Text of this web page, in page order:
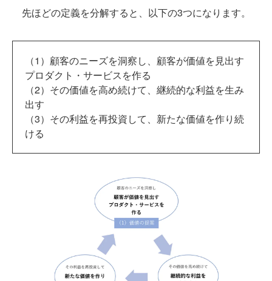
先ほどの定義を分解すると、以下の3つになります。
（1）顧客のニーズを洞察し、顧客が価値を見出す
プロダクト・サービスを作る
（2）その価値を高め続けて、継続的な利益を生み
出す
（3）その利益を再投資して、新たな価値を作り続
ける